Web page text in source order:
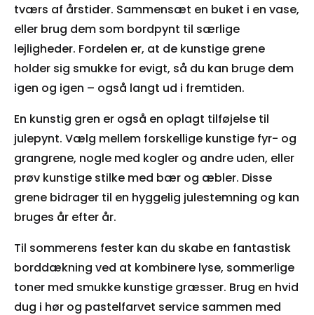
tværs af årstider. Sammensæt en buket i en vase,
eller brug dem som bordpynt til særlige
lejligheder. Fordelen er, at de kunstige grene
holder sig smukke for evigt, så du kan bruge dem
igen og igen – også langt ud i fremtiden.
En kunstig gren er også en oplagt tilføjelse til
julepynt. Vælg mellem forskellige kunstige fyr- og
grangrene, nogle med kogler og andre uden, eller
prøv kunstige stilke med bær og æbler. Disse
grene bidrager til en hyggelig julestemning og kan
bruges år efter år.
Til sommerens fester kan du skabe en fantastisk
borddækning ved at kombinere lyse, sommerlige
toner med smukke kunstige græsser. Brug en hvid
dug i hør og pastelfarvet service sammen med